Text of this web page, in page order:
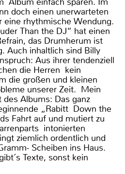
doch einen unerwarteten
rhythmische Wendung.
Than the DJ“ hat einen
das Drumherum ist
Auch inhaltlich sind Billy
Aus ihrer tendenziell
die Herren kein
die großen und kleinen
unserer Zeit. Mein
Albums: Das ganz
„Rabitt Down the
Fahrt auf und mutiert zu
intonierten
ziemlich ordentlich und
Scheiben ins Haus.
Texte, sonst kein